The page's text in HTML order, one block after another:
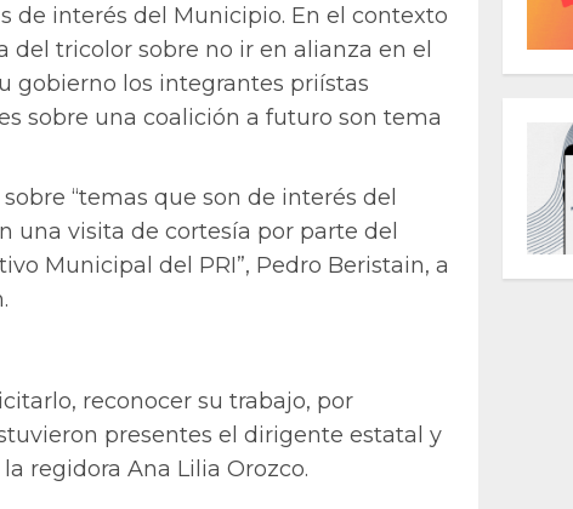
de interés del Municipio. En el contexto
tricolor sobre no ir en alianza en el
gobierno los integrantes priístas
sobre una coalición a futuro son tema
“temas que son de interés del
visita de cortesía por parte del
Municipal del PRI”, Pedro Beristain, a
reconocer su trabajo, por
presentes el dirigente estatal y
regidora Ana Lilia Orozco.